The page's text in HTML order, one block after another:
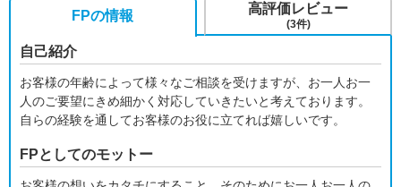
FPの情報
自己紹介
お客様の年齢によって様々なご相談を受けますが、お一人お一
人のご要望にきめ細かく対応していきたいと考えております。
自らの経験を通してお客様のお役に立てれば嬉しいです。
FPとしてのモットー
高評価レビュー
(3件)